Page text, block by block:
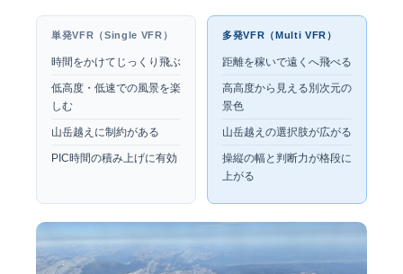
単発VFR（Single VFR）
時間をかけてじっくり飛ぶ
低高度・低速での風景を楽
しむ
山岳越えに制約がある
PIC時間の積み上げに有効
多発VFR（Multi VFR）
距離を稼いで遠くへ飛べる
高高度から見える別次元の
景色
山岳越えの選択肢が広がる
操縦の幅と判断力が格段に
上がる